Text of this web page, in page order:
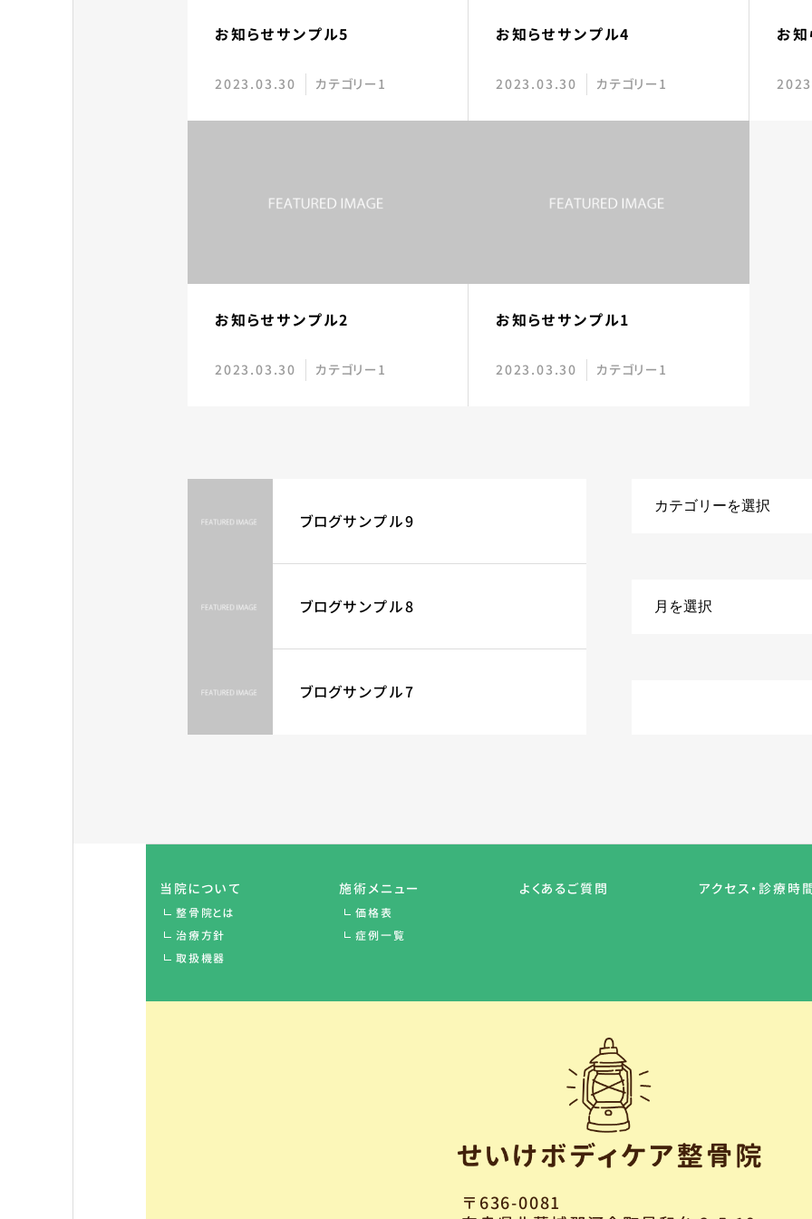
お知らせサンプル5
2023.03.30 カテゴリー1
お知らせサンプル4
2023.03.30 カテゴリー1
お
お知らせサンプル2
2023.03.30 カテゴリー1
お知らせサンプル1
2023.03.30 カテゴリー1
ブログサンプル9
ブログサンプル8
ブログサンプル7
当院について
整骨院とは
治療方針
取扱機器
施術メニュー
価格表
症例一覧
よくあるご質問 アクセス・診療時
〒636-0081